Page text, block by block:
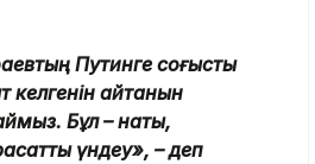
Путинге соғысты
келгенін айтқанын
Бұл – нақты,
үндеу», – деп